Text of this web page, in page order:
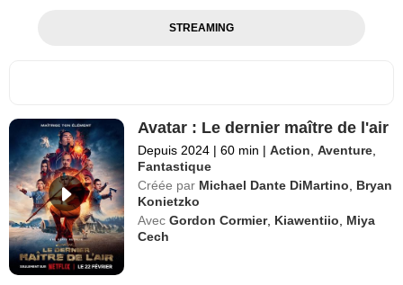
STREAMING
Avatar : Le dernier maître de l'air
Depuis 2024 | 60 min | Action ,Aventure
Fantastique
Créée par Michael Dante DiMartino
Bryan
Konietzko
Avec Gordon Cormier, Kiawentiio
Miya
Cech